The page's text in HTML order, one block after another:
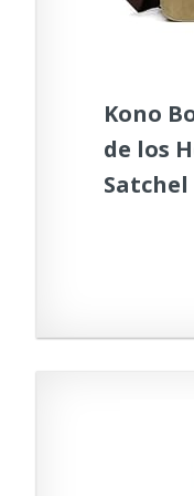
Kono
de los